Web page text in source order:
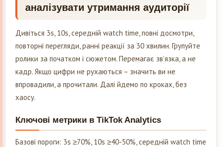
аналізувати утримання аудиторії
Дивіться 3s, 10s, середній watch time, повні досмотри,
повторні перегляди, ранні реакції за 30 хвилин. Групуйте
ролики за початком і сюжетом. Перемагає зв’язка, а не
кадр. Якщо цифри не рухаються – значить ви не
впровадили, а прочитали. Далі йдемо по кроках, без
хаосу.
Ключові метрики в TikTok Analytics
Базові пороги: 3s ≥70%, 10s ≥40-50%, середній watch time